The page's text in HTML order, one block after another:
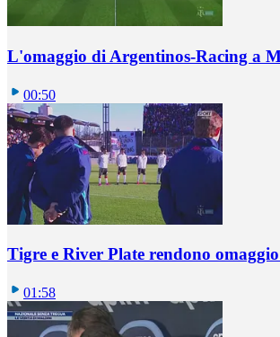
L'omaggio di Argentinos-Racing a
00:50
Tigre e River Plate rendono
01:58